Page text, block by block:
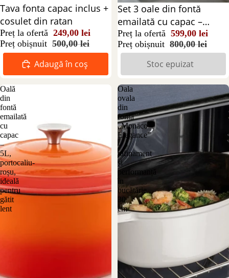
Reducere 50%
Tava fonta capac inclus +
cosulet din ratan
Preț la ofertă 249,00 lei
Preț obișnuit 500,00 lei
Adaugă în coș
Stoc epuizat
Set 3 oale din fontă
emailată cu capac –
portocaliu-roșu, diferite
dimensiuni
Preț la ofertă 599,00 lei
Preț obișnuit 800,00 lei
Stoc epuizat
Oală
din
fontă
emailată
cu
capac
–
5L,
portocaliu-
roșu,
ideală
pentru
gătit
lent
Oala
ovala
din
fontă
„Monaco
Elegance”
–
rafinament
și
performanță
în
bucătărie
30
cm